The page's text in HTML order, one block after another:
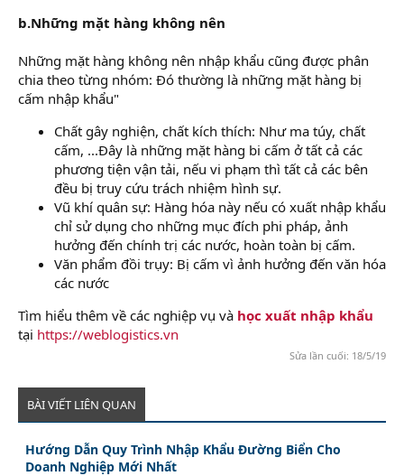
b.Những mặt hàng không nên
Những mặt hàng không nên nhập khẩu cũng được phân
chia theo từng nhóm: Đó thường là những mặt hàng bị
cấm nhập khẩu"
Chất gây nghiện, chất kích thích: Như ma túy, chất
cấm, ...Đây là những mặt hàng bi cấm ở tất cả các
phương tiện vận tải, nếu vi phạm thì tất cả các bên
đều bị truy cứu trách nhiệm hình sự.
Vũ khí quân sự: Hàng hóa này nếu có xuất nhập khẩu
chỉ sử dụng cho những mục đích phi pháp, ảnh
hưởng đến chính trị các nước, hoàn toàn bị cấm.
Văn phẩm đồi trụy: Bị cấm vì ảnh hưởng đến văn hóa
các nước
Tìm hiểu thêm về các nghiệp vụ và học xuất nhập khẩu
tại https://weblogistics.vn
Sửa lần cuối: 18/5/19
BÀI VIẾT LIÊN QUAN
Hướng Dẫn Quy Trình Nhập Khẩu Đường Biển Cho
Doanh Nghiệp Mới Nhất